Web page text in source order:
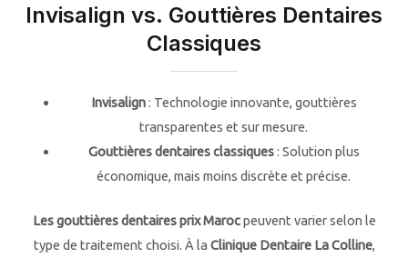
Invisalign vs. Gouttières Dentaires
Classiques
Invisalign: Technologie innovante, gouttières
transparentes et sur mesure.
Gouttières dentaires classiques: Solution plus
économique, mais moins discrète et précise.
Les gouttières dentaires prix Marocpeuvent varier selon le
type de traitement choisi. À la Clinique Dentaire La Colline,